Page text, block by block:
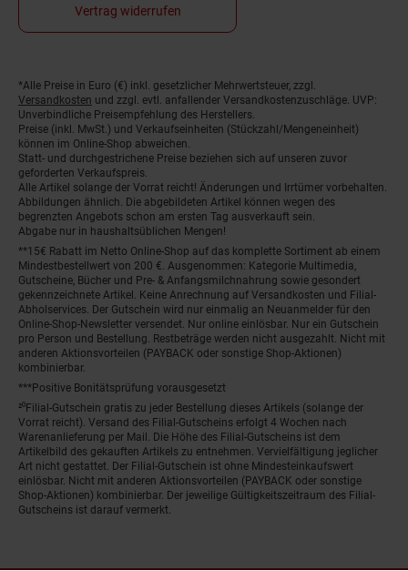
Vertrag widerrufen
Fußnoten
*Alle Preise in Euro (€) inkl. gesetzlicher Mehrwertsteuer, zzgl.
Versandkosten und zzgl. evtl. anfallender Versandkostenzuschläge. UVP:
Unverbindliche Preisempfehlung des Herstellers.
Preise (inkl. MwSt.) und Verkaufseinheiten (Stückzahl/Mengeneinheit)
können im Online-Shop abweichen.
Statt- und durchgestrichene Preise beziehen sich auf unseren zuvor
geforderten Verkaufspreis.
Alle Artikel solange der Vorrat reicht! Änderungen und Irrtümer vorbehalten.
Abbildungen ähnlich. Die abgebildeten Artikel können wegen des
begrenzten Angebots schon am ersten Tag ausverkauft sein.
Abgabe nur in haushaltsüblichen Mengen!
**15€ Rabatt im Netto Online-Shop auf das komplette Sortiment ab einem
Mindestbestellwert von 200 €. Ausgenommen: Kategorie Multimedia,
Gutscheine, Bücher und Pre- & Anfangsmilchnahrung sowie gesondert
gekennzeichnete Artikel. Keine Anrechnung auf Versandkosten und Filial-
Abholservices. Der Gutschein wird nur einmalig an Neuanmelder für den
Online-Shop-Newsletter versendet. Nur online einlösbar. Nur ein Gutschein
pro Person und Bestellung. Restbeträge werden nicht ausgezahlt. Nicht mit
anderen Aktionsvorteilen (PAYBACK oder sonstige Shop-Aktionen)
kombinierbar.
***Positive Bonitätsprüfung vorausgesetzt
²⁰Filial-Gutschein gratis zu jeder Bestellung dieses Artikels (solange der
Vorrat reicht). Versand des Filial-Gutscheins erfolgt 4 Wochen nach
Warenanlieferung per Mail. Die Höhe des Filial-Gutscheins ist dem
Artikelbild des gekauften Artikels zu entnehmen. Vervielfältigung jeglicher
Art nicht gestattet. Der Filial-Gutschein ist ohne Mindesteinkaufswert
einlösbar. Nicht mit anderen Aktionsvorteilen (PAYBACK oder sonstige
Shop-Aktionen) kombinierbar. Der jeweilige Gültigkeitszeitraum des Filial-
Gutscheins ist darauf vermerkt.